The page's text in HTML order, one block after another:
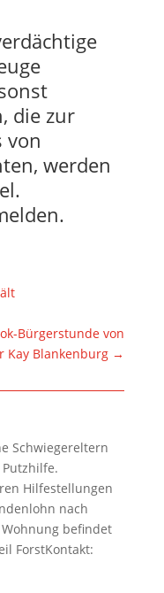
die zur
von
werden
Bürgerstunde von
Kay Blankenburg →
Schwiegereltern
Hilfestellungen
nach
befindet
ForstKontakt: